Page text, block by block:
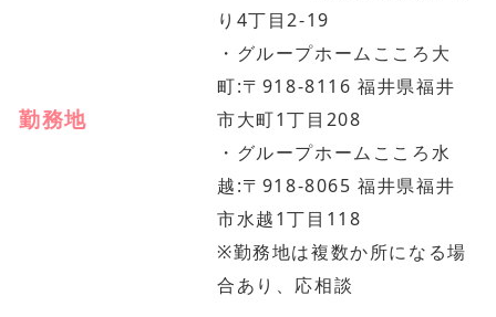
勤務地
り4丁目2-19
・グループホームこころ大
町:〒918-8116 福井県福井
市大町1丁目208
・グループホームこころ水
越:〒918-8065 福井県福井
市水越1丁目118
※勤務地は複数か所になる場
合あり、応相談